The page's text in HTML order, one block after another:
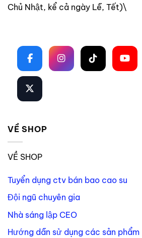
Chủ Nhật, kể cả ngày Lễ, Tết)\
VỀ SHOP
VỀ SHOP
Tuyển dụng ctv bán bao cao su
Đội ngũ chuyên gia
Nhà sáng lập CEO
Hướng dẫn sử dụng các sản phẩm